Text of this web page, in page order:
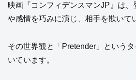
映画『コンフィデンスマンJP』は、
や感情を巧みに演じ、相手を欺いて
その世界観と「Pretender」という
いています。